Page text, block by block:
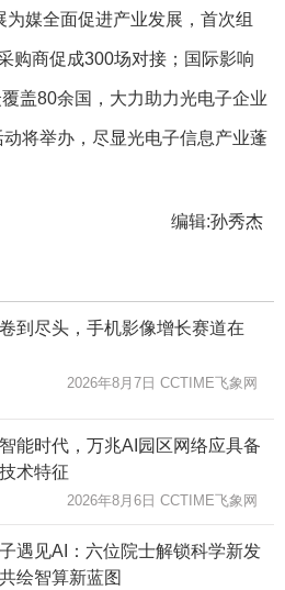
为媒全面促进产业发展，首次组
购商促成300场对接；国际影响
盖80余国，大力助力光电子企业
将举办，尽显光电子信息产业蓬
编辑:孙秀杰
到尽头，手机影像增长赛道在
2026年8月7日 CCTIME飞象网
能时代，万兆AI园区网络应具备
术特征
2026年8月6日 CCTIME飞象网
遇见AI：六位院士解锁科学新发
绘智算新蓝图